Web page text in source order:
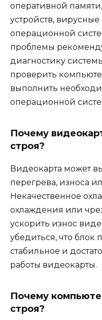
оперативной
устройств,
операционной
проблемы
диагностику
проверить
выполнить
операционной
Почему
строя?
Видеокарта может
перегрева, износа
Некачественное
охлаждения или
ускорить износ
убедиться, что блок
стабильное и
работы видеокарты.
Почему
строя?